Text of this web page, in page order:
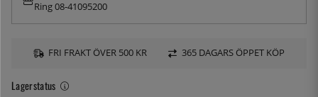
Lagerstatus
Ring 08-41095200
FRI FRAKT ÖVER 500 KR 365 DAGARS ÖPPET KÖP